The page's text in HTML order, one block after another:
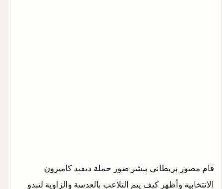
قام مصور بريطاني بنشر صور حملة ديفيد كاميرون
الانتخابية وأظهر كيف يتم التلاعب بالعدسة والزاوية لتبدو